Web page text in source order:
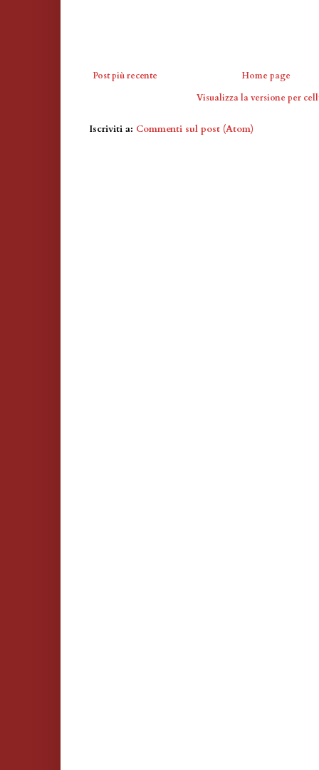
Post più recente
Home page
Visualizza la versione per
Iscriviti a: Commenti sul post (Atom)